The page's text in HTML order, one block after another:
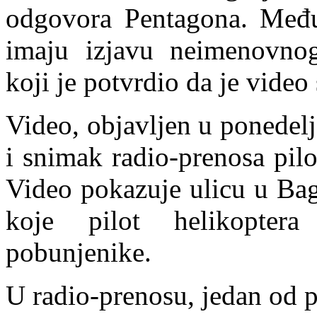
odgovora Pentagona.
imaju izjavu
koji je potvrdio da je video
Video, objavljen u
i snimak radio-prenosa
Video pokazuje ulicu u
koje pilot helikoptera
pobunjenike.
U radio-prenosu, jedan od